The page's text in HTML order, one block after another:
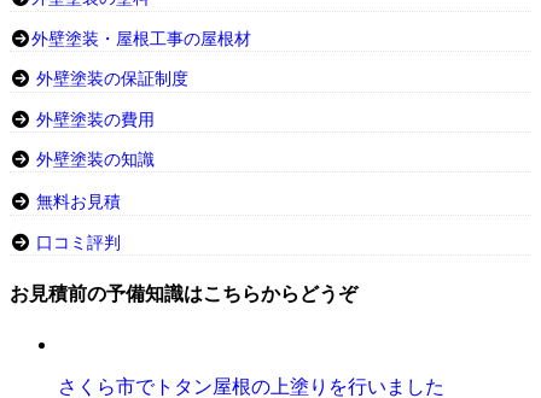
外壁塗装・屋根工事の屋根材
外壁塗装の保証制度
外壁塗装の費用
外壁塗装の知識
無料お見積
口コミ評判
お見積前の予備知識はこちらからどうぞ
さくら市でトタン屋根の上塗りを行いました